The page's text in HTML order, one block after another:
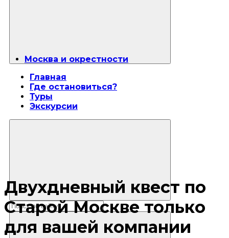
Главная
Где остановиться?
Туры
Экскурсии
Москва и окрестности
Двухдневный квест по
Старой Москве только
для вашей компании